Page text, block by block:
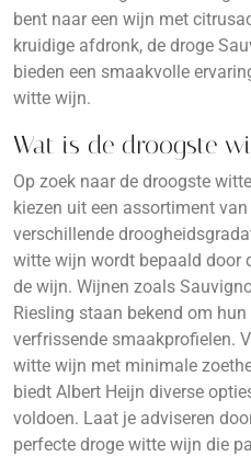
bent naar een wijn met
kruidige afdronk, de droge
bieden een smaakvolle
witte wijn.
Wat is de droogste
Op zoek naar de droogste
kiezen uit een assortiment
verschillende
witte wijn wordt bepaald door
de wijn. Wijnen zoals
Riesling staan bekend om
verfrissende smaakprofielen.
witte wijn met minimale
biedt Albert Heijn diverse
voldoen. Laat je adviseren
perfecte droge witte wijn die